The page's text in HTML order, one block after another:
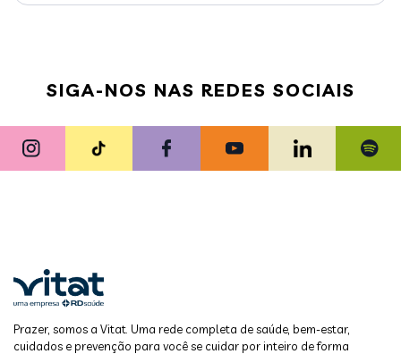
SIGA-NOS NAS REDES SOCIAIS
Prazer, somos a Vitat. Uma rede completa de saúde, bem-estar,
cuidados e prevenção para você se cuidar por inteiro de forma